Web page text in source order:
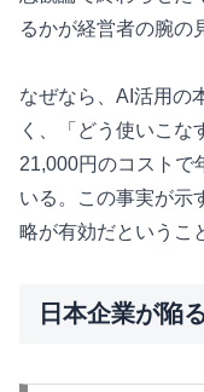
るかが経営者の腕の
なぜなら、AI活用の
く、「どう使いこな
21,000円のコストで
いる。この事実が示
略が有効だというこ
日本企業が陥